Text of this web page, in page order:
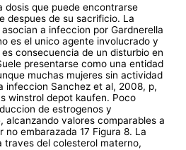
dosis que puede encontrarse
despues de su sacrificio. La
a infeccion por Gardnerella
es el unico agente involucrado y
consecuencia de un disturbio en
presentarse como una entidad
muchas mujeres sin actividad
infeccion Sanchez et al, 2008, p,
winstrol depot kaufen. Poco
de estrogenos y
alcanzando valores comparables a
no embarazada 17 Figura 8. La
traves del colesterol materno,